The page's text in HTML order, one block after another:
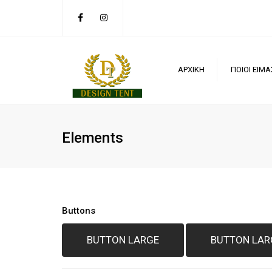
ΑΡΧΙΚΗ ΠΟΙΟΙ
Elements
Buttons
BUTTON LARGE BUTTON